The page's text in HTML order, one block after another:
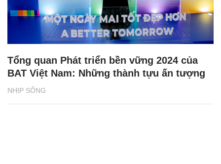
NHỊP SỐNG
Tổng quan Phát triển bền vững 2024 của
BAT Việt Nam: Những thành tựu ấn tượng